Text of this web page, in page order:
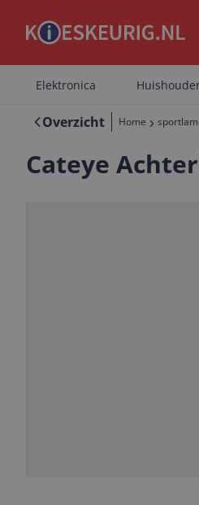
Elektronica
Overzicht Home
Cateye